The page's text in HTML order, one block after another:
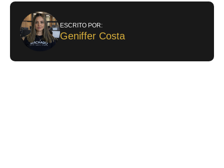
ESCRITO POR:
Geniffer Costa